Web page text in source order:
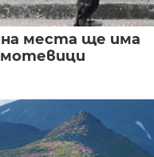
места ще има